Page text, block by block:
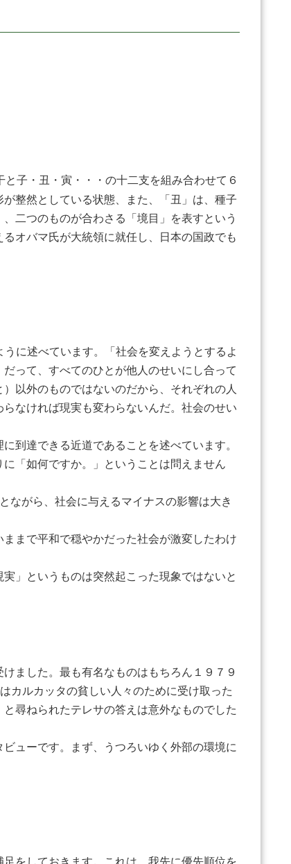
子・丑・寅・・・の十二支を組み合わせて６
整然としている状態、また、「丑」は、種子
二つのものが合わさる「境目」を表すという
オバマ氏が大統領に就任し、日本の国政でも
に述べています。「社会を変えようとするよ
って、すべてのひとが他人のせいにし合って
以外のものではないのだから、それぞれの人
なければ現実も変わらないんだ。社会のせい
到達できる近道であることを述べています。
「如何ですか。」ということは問えません
ながら、社会に与えるマイナスの影響は大き
まで平和で穏やかだった社会が激変したわけ
」というものは突然起こった現象ではないと
ました。最も有名なものはもちろん１９７９
カルカッタの貧しい人々のために受け取った
尋ねられたテレサの答えは意外なものでした
ューです。まず、うつろいゆく外部の環境に
をしておきます。これは、我先に優先順位を